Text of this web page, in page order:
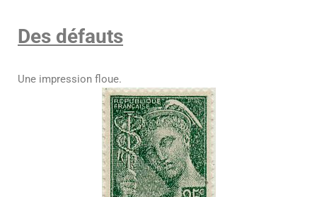
Des défauts
Une impression floue.